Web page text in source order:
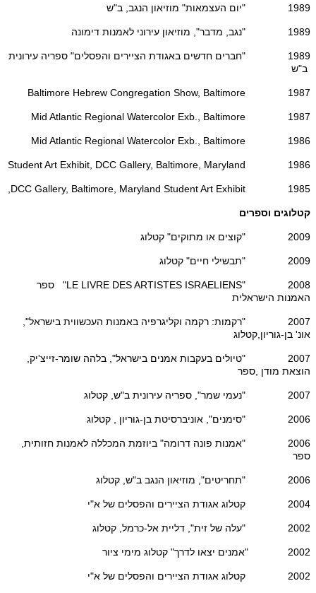
1989 "יום העצמאות" מוזיאון הנגב, ב"ש
1989 "נגב, מדבר", מוזיאון עירוני לאמנות דימונה
1989 "חברים חדשים באגודת הציירים והפסלים" ספריה עירונית
ב"ש
1987 Baltimore Hebrew Congregation Show, Baltimore
1987 Mid Atlantic Regional Watercolor Exb., Baltimore
1986 Mid Atlantic Regional Watercolor Exb., Baltimore
1986 Student Art Exhibit, DCC Gallery, Baltimore, Maryland
1985 DCC Gallery, Baltimore, Maryland Student Art Exhibit,
קטלוגים וספרים
2009 "קוצים או מתוקים" קטלוג
2009 "תבשילי חיים" קטלוג
2008 "LE LIVRE DES ARTISTES ISRAELIENS" ספר
האמנות הישראלית
2007 "רקמות: רקמה וקליגרפיה באמנות העכשווית בישראל",
אונ' בן-גוריון,קטלוג
2007 "טיולים בעקבות אמנים בישראל", בלהה שומר-זייצ'יק,
הוצאת מודן ,ספר
2007 "נעמי שמר", ספריה עירונית ב"ש, קטלוג
2006 "סימנים", אוניברסיטת בן-גוריון , קטלוג
2006 "אמנות פונה דרומה" ביוזמת המכללה לאמנות חזותית,
ספר
2006 "תחריטים", מוזיאון הנגב ב"ש, קטלוג
2004 קטלוג אגודת הציירים והפסלים של א"י
2002 "עלה של זית", דליית אל-כרמל, קטלוג
2002 "אמנים יצאו לדרך" קטלוג מימי ציור
2002 קטלוג אגודת הציירים והפסלים של א"י